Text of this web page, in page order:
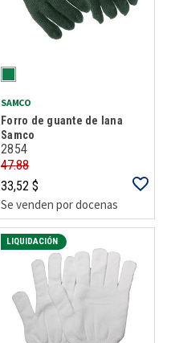
SAMCO
Forro de guante de lana
Samco
2854
47.88
33,52 $
Se venden por docenas
LIQUIDACIÓN